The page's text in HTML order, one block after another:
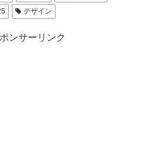
デザイン
ンサーリンク